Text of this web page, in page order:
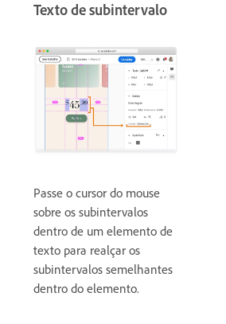
Texto de subintervalo
Passe o cursor do mouse
sobre os subintervalos
dentro de um elemento de
texto para realçar os
subintervalos semelhantes
dentro do elemento.